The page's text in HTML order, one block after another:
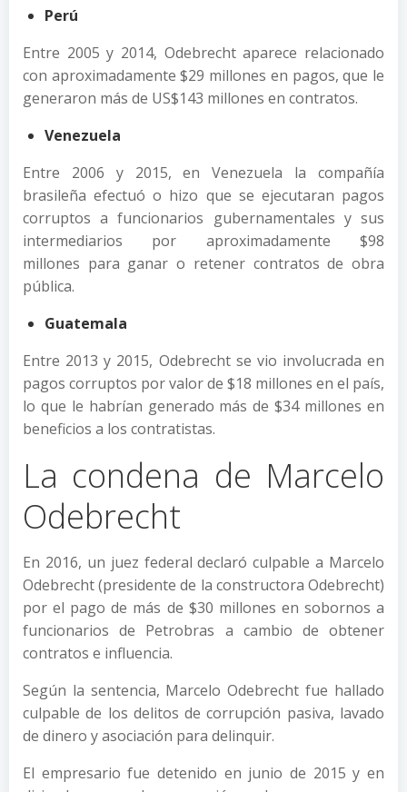
Perú
Entre 2005 y 2014, Odebrecht aparece relacionado
con aproximadamente $29 millones en pagos, que le
generaron más de US$143 millones en contratos.
Venezuela
Entre 2006 y 2015, en Venezuela la compañía
brasileña efectuó o hizo que se ejecutaran pagos
corruptos a funcionarios gubernamentales y sus
intermediarios por aproximadamente $98
millones para ganar o retener contratos de obra
pública.
Guatemala
Entre 2013 y 2015, Odebrecht se vio involucrada en
pagos corruptos por valor de $18 millones en el país,
lo que le habrían generado más de $34 millones en
beneficios a los contratistas.
La condena de Marcelo
Odebrecht
En 2016, un juez federal declaró culpable a Marcelo
Odebrecht (presidente de la constructora Odebrecht)
por el pago de más de $30 millones en sobornos a
funcionarios de Petrobras a cambio de obtener
contratos e influencia.
Según la sentencia, Marcelo Odebrecht fue hallado
culpable de los delitos de corrupción pasiva, lavado
de dinero y asociación para delinquir.
El empresario fue detenido en junio de 2015 y en